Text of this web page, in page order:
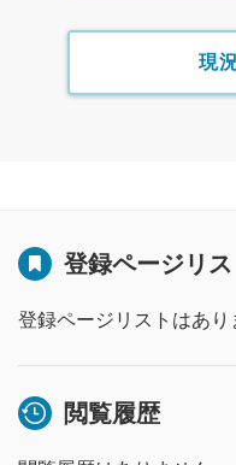
現
登録ページリス
登録ページリストはあり
閲覧履歴